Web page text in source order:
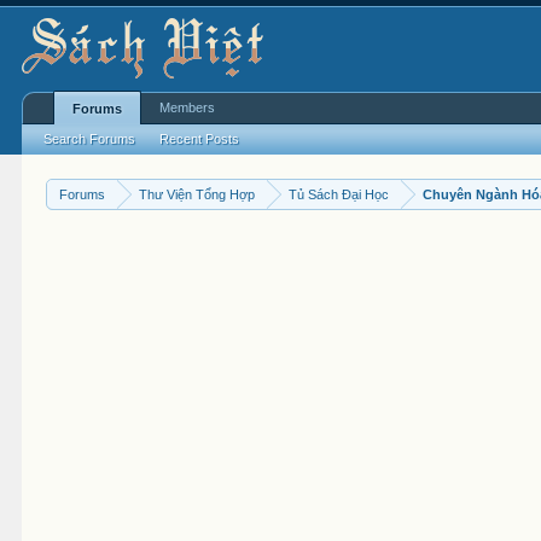
Forums Thư Viện Tổng Hợp Tủ Sách Đại Học Chuyên Ngành
Forums
Search Forums Recent Posts
Members